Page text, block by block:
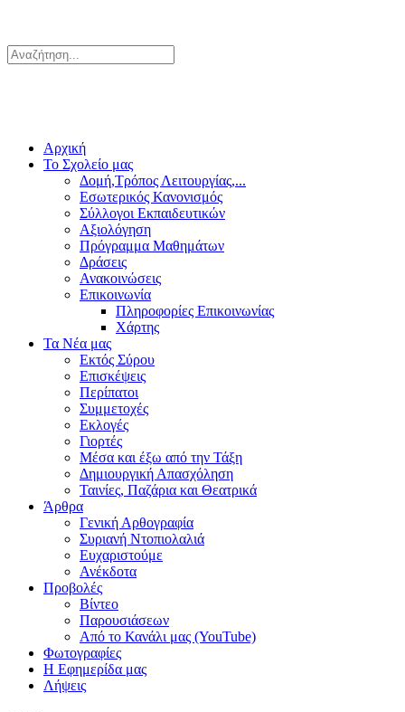
Αρχική
Το Σχολείο μας
Δομή,Τρόπος Λειτουργίας,...
Εσωτερικός Κανονισμός
Σύλλογοι Εκπαιδευτικών
Αξιολόγηση
Πρόγραμμα Μαθημάτων
Δράσεις
Ανακοινώσεις
Επικοινωνία
Πληροφορίες Επικοινωνίας
Χάρτης
Τα Νέα μας
Εκτός Σύρου
Επισκέψεις
Περίπατοι
Συμμετοχές
Εκλογές
Γιορτές
Μέσα και έξω από την Τάξη
Δημιουργική Απασχόληση
Ταινίες, Παζάρια και Θεατρικά
Άρθρα
Γενική Αρθογραφία
Συριανή Ντοπιολαλιά
Ευχαριστούμε
Ανέκδοτα
Προβολές
Βίντεο
Παρουσιάσεων
Από το Κανάλι μας (YouTube)
Φωτογραφίες
Η Εφημερίδα μας
Λήψεις